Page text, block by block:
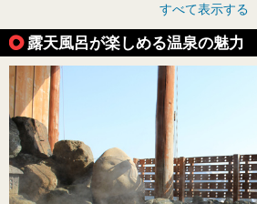
すべて表示する
露天風呂が楽しめる温泉の魅力